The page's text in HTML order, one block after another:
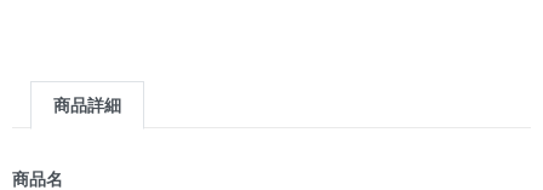
商品詳細
商品名